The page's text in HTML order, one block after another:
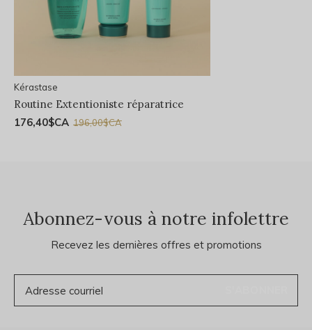
Kérastase
Routine Extentioniste réparatrice
176,40$CA 196,00$CA
Abonnez-vous à notre infolettre
Recevez les dernières offres et promotions